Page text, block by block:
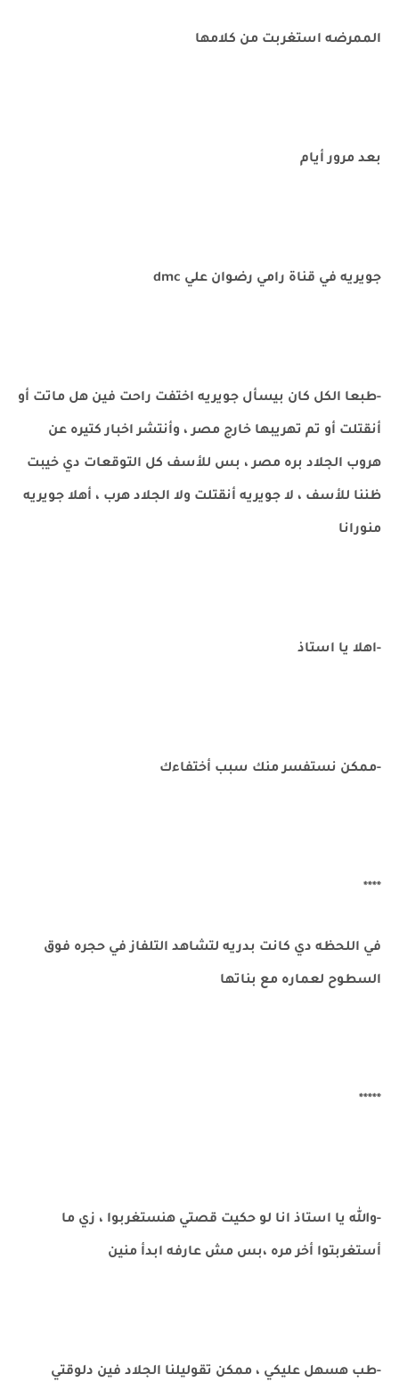
الممرضه استغربت من كلامها
بعد مرور أيام
جويريه في قناة رامي رضوان علي dmc
-طبعا الكل كان بيسأل جويريه اختفت راحت فين هل ماتت أو
أنقتلت أو تم تهريبها خارج مصر ، وأنتشر اخبار كتيره عن
هروب الجلاد بره مصر ، بس للأسف كل التوقعات دي خيبت
ظننا للأسف ، لا جويريه أنقتلت ولا الجلاد هرب ، أهلا جويريه
منورانا
-اهلا يا استاذ
-ممكن نستفسر منك سبب أختفاءك
****
في اللحظه دي كانت بدريه لتشاهد التلفاز في حجره فوق
السطوح لعماره مع بناتها
*****
-والله يا استاذ انا لو حكيت قصتي هنستغربوا ، زي ما
أستغربتوا أخر مره ،بس مش عارفه ابدأ منين
-طب هسهل عليكي ، ممكن تقوليلنا الجلاد فين دلوقتي